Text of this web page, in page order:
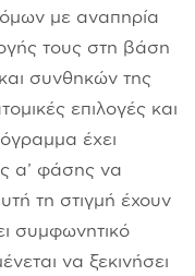
με αναπηρία
τους στη βάση
συνθηκών της
επιλογές και
έχει
α’ φάσης να
τη στιγμή έχουν
συμφωνητικό
να ξεκινήσει